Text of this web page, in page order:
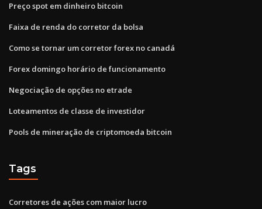
Preço spot em dinheiro bitcoin
Faixa de renda do corretor da bolsa
Como se tornar um corretor forex no canadá
Forex domingo horário de funcionamento
Negociação de opções no etrade
Loteamentos de classe de investidor
Pools de mineração de criptomoeda bitcoin
Tags
Corretores de ações com maior lucro